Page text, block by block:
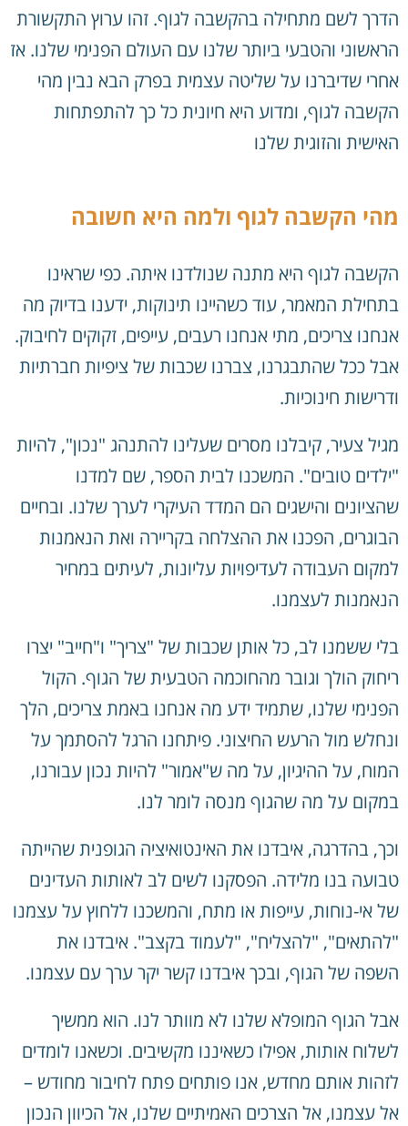
הדרך לשם מתחילה בהקשבה לגוף. זהו ערוץ התקשורת
הראשוני והטבעי ביותר שלנו עם העולם הפנימי שלנו. אז
אחרי שדיברנו על שליטה עצמית בפרק הבא נבין מהי
הקשבה לגוף, ומדוע היא חיונית כל כך להתפתחות
האישית והזוגית שלנו
מהי הקשבה לגוף ולמה היא חשובה
הקשבה לגוף היא מתנה שנולדנו איתה. כפי שראינו
בתחילת המאמר, עוד כשהיינו תינוקות, ידענו בדיוק מה
אנחנו צריכים, מתי אנחנו רעבים, עייפים, זקוקים לחיבוק.
אבל ככל שהתבגרנו, צברנו שכבות של ציפיות חברתיות
ודרישות חינוכיות.
מגיל צעיר, קיבלנו מסרים שעלינו להתנהג "נכון", להיות
"ילדים טובים". המשכנו לבית הספר, שם למדנו
שהציונים והישגים הם המדד העיקרי לערך שלנו. ובחיים
הבוגרים, הפכנו את ההצלחה בקריירה ואת הנאמנות
למקום העבודה לעדיפויות עליונות, לעיתים במחיר
הנאמנות לעצמנו.
בלי ששמנו לב, כל אותן שכבות של "צריך" ו"חייב" יצרו
ריחוק הולך וגובר מהחוכמה הטבעית של הגוף. הקול
הפנימי שלנו, שתמיד ידע מה אנחנו באמת צריכים, הלך
ונחלש מול הרעש החיצוני. פיתחנו הרגל להסתמך על
המוח, על ההיגיון, על מה ש"אמור" להיות נכון עבורנו,
במקום על מה שהגוף מנסה לומר לנו.
וכך, בהדרגה, איבדנו את האינטואיציה הגופנית שהייתה
טבועה בנו מלידה. הפסקנו לשים לב לאותות העדינים
של אי-נוחות, עייפות או מתח, והמשכנו ללחוץ על עצמנו
"להתאים", "להצליח", "לעמוד בקצב". איבדנו את
השפה של הגוף, ובכך איבדנו קשר יקר ערך עם עצמנו.
אבל הגוף המופלא שלנו לא מוותר לנו. הוא ממשיך
לשלוח אותות, אפילו כשאיננו מקשיבים. וכשאנו לומדים
לזהות אותם מחדש, אנו פותחים פתח לחיבור מחודש –
אל עצמנו, אל הצרכים האמיתיים שלנו, אל הכיוון הנכון